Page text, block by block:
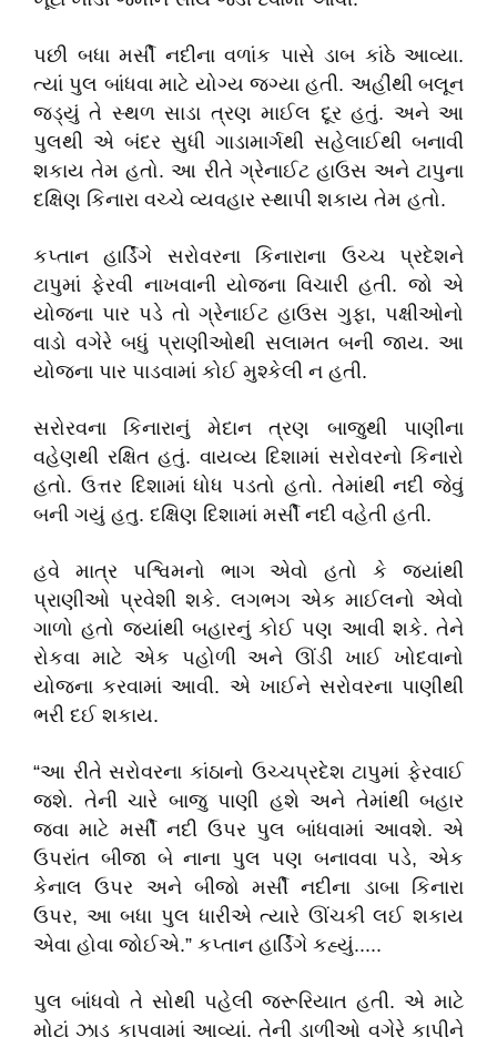
પછી બધા મર્સી નદીના વળાંક પાસે ડાબ કાંઠે આવ્યા.
ત્યાં પુલ બાંધવા માટે યોગ્ય જગ્યા હતી. અહીંથી બલૂન
જડ્યું તે સ્થળ સાડા ત્રણ માઈલ દૂર હતું. અને આ
પુલથી એ બંદર સુધી ગાડામાર્ગથી સહેલાઈથી બનાવી
શકાય તેમ હતો. આ રીતે ગ્રેનાઈટ હાઉસ અને ટાપુના
દક્ષિણ કિનારા વચ્ચે વ્યવહાર સ્થાપી શકાય તેમ હતો.
કપ્તાન હાર્ડિંગે સરોવરના કિનારાના ઉચ્ચ પ્રદેશને
ટાપુમાં ફેરવી નાખવાની યોજના વિચારી હતી. જો એ
યોજના પાર પડે તો ગ્રેનાઈટ હાઉસ ગુફા, પક્ષીઓનો
વાડો વગેરે બધું પ્રાણીઓથી સલામત બની જાય. આ
યોજના પાર પાડવામાં કોઈ મુશ્કેલી ન હતી.
સરોરવના કિનારાનું મેદાન ત્રણ બાજુથી પાણીના
વહેણથી રક્ષિત હતું. વાયવ્ય દિશામાં સરોવરનો કિનારો
હતો. ઉત્તર દિશામાં ધોધ પડતો હતો. તેમાંથી નદી જેવું
બની ગયું હતુ. દક્ષિણ દિશામાં મર્સી નદી વહેતી હતી.
હવે માત્ર પશ્વિમનો ભાગ એવો હતો કે જ્યાંથી
પ્રાણીઓ પ્રવેશી શકે. લગભગ એક માઈલનો એવો
ગાળો હતો જ્યાંથી બહારનું કોઈ પણ આવી શકે. તેને
રોકવા માટે એક પહોળી અને ઊંડી ખાઈ ખોદવાનો
યોજના કરવામાં આવી. એ ખાઈને સરોવરના પાણીથી
ભરી દઈ શકાય.
“આ રીતે સરોવરના કાંઠાનો ઉચ્ચપ્રદેશ ટાપુમાં ફેરવાઈ
જશે. તેની ચારે બાજુ પાણી હશે અને તેમાંથી બહાર
જવા માટે મર્સી નદી ઉપર પુલ બાંધવામાં આવશે. એ
ઉપરાંત બીજા બે નાના પુલ પણ બનાવવા પડે, એક
કેનાલ ઉપર અને બીજો મર્સી નદીના ડાબા કિનારા
ઉપર, આ બધા પુલ ધારીએ ત્યારે ઊંચકી લઈ શકાય
એવા હોવા જોઈએ.” કપ્તાન હાર્ડિંગે કહ્યું.....
પુલ બાંધવો તે સોથી પહેલી જરૂરિયાત હતી. એ માટે
મોટાં ઝાડ કાપવામાં આવ્યાં. તેની ડાળીઓ વગેરે કાપીને